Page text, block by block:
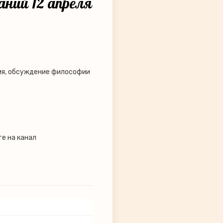
обсуждение философии
на канал